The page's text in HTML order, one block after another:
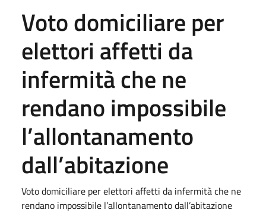
Voto domiciliare per
elettori affetti da
infermità che ne
rendano impossibile
l’allontanamento
dall’abitazione
Voto domiciliare per elettori affetti da infermità che ne
rendano impossibile l’allontanamento dall’abitazione